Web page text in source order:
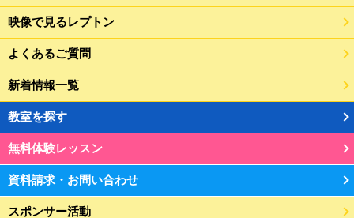
映像で見るレプトン
よくあるご質問
新着情報一覧
教室を探す
無料体験レッスン
資料請求・お問い合わせ
スポンサー活動